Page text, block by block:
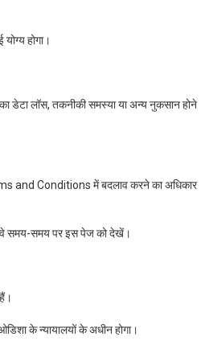
होगा।
डेटा लॉस, तकनीकी समस्या या अन्य नुकसान होने
and Conditions में बदलाव करने का अधिकार
वे समय-समय पर इस पेज को देखें।
के न्यायालयों के अधीन होगा।